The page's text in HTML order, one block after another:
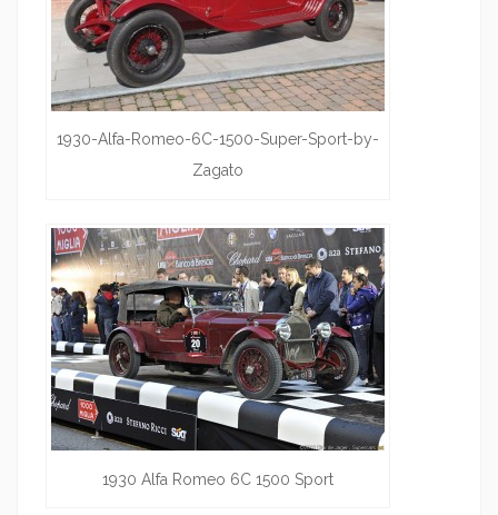
1930-Alfa-Romeo-6C-1500-Super-Sport-by-
Zagato
1930 Alfa Romeo 6C 1500 Sport